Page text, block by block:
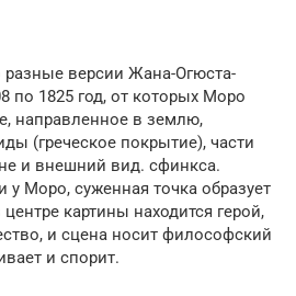
версии Жана-Огюста-
по 1825 год, от которых Моро
направленное в землю,
(греческое покрытие), части
и внешний вид. сфинкса.
у Моро, суженная точка образует
картины находится герой,
и сцена носит философский
и спорит.